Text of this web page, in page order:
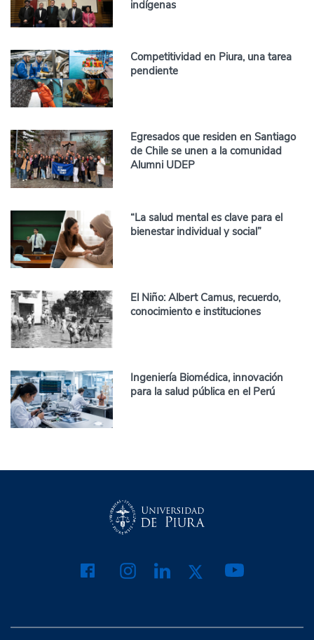
indígenas
Competitividad en Piura, una tarea
pendiente
Egresados que residen en Santiago
de Chile se unen a la comunidad
Alumni UDEP
“La salud mental es clave para el
bienestar individual y social”
El Niño: Albert Camus, recuerdo,
conocimiento e instituciones
Ingeniería Biomédica, innovación
para la salud pública en el Perú